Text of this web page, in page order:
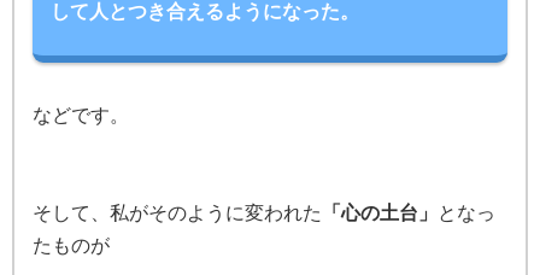
して人とつき合えるようになった。
などです。
そして、私がそのように変われた 「心の土台」
となっ
たものが